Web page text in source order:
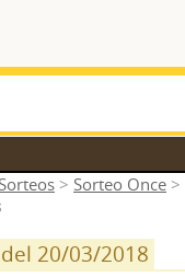
> Sorteo Once >
20/03/2018